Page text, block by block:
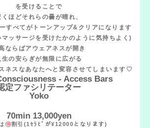
を受けることで
くほどそれらの曇が晴れ、
すべてがトーンアップ&クリアになります
ッサージを受けたかのように気持ちよく)
ならばアウェアネスが開き
生の安らぎが無限に広がる
ネスなあなたへと変容させてしまいます♡
- Access Bars
定ファシリテーター
Yoko
70min 13,000yen
割引(1ｾﾗﾋﾟが¥12000となります)